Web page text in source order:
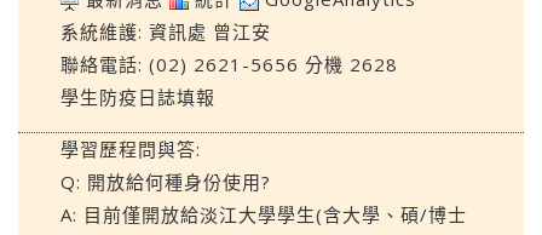
系統維護: 資訊處 曾江安
聯絡電話: (02) 2621-5656 分機 2628
學生防疫日誌填報
學習歷程問與答:
Q: 開放給何種身份使用?
A: 目前僅開放給淡江大學學生(含大學、碩/博士